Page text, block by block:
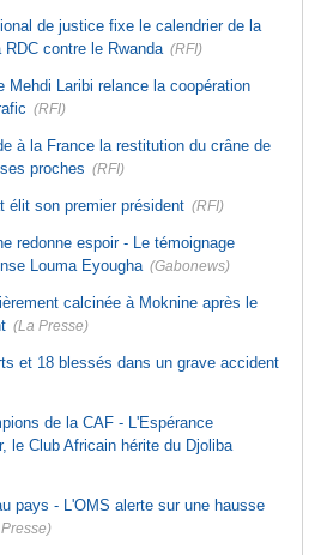
de justice fixe le calendrier de la
contre le Rwanda (RFI)
Mehdi Laribi relance la coopération
(RFI)
à la France la restitution du crâne de
proches (RFI)
élit son premier président (RFI)
redonne espoir - Le témoignage
Louma Eyougha (Gabonews)
calcinée à Moknine après le
(La Presse)
et 18 blessés dans un grave accident
de la CAF - L'Espérance
le Club Africain hérite du Djoliba
pays - L'OMS alerte sur une hausse